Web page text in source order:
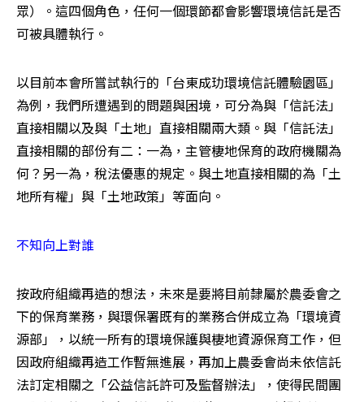
眾）。這四個角色，任何一個環節都會影響環境信託是否
可被具體執行。
以目前本會所嘗試執行的「台東成玏環境信託體驗園區」
為例，我們所遭遇到的問題與困境，可分為與「信託法」
直接相關以及與「土地」直接相關兩大類。與「信託法」
直接相關的部份有二：一為，主管棲地保育的政府機關為
何？另一為，稅法優惠的規定。與土地直接相關的為「土
地所有權」與「土地政策」等面向。
不知向上對誰
按政府組織再造的想法，未來是要將目前隸屬於農委會之
下的保育業務，與環保署既有的業務合併成立為「環境資
源部」，以統一所有的環境保護與棲地資源保育工作，但
因政府組織再造工作暫無進展，再加上農委會尚未依信託
法訂定相關之「公益信託許可及監督辦法」，使得民間團